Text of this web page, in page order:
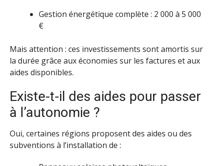
Gestion énergétique complète : 2 000 à 5 000
€
Mais attention : ces investissements sont amortis sur
la durée grâce aux économies sur les factures et aux
aides disponibles.
Existe-t-il des aides pour passer
à l’autonomie ?
Oui, certaines régions proposent des aides ou des
subventions à l’installation de :